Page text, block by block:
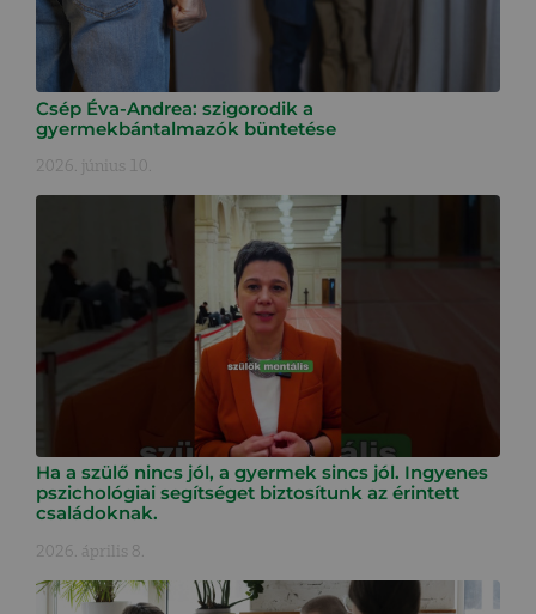
Csép Éva-Andrea: szigorodik a
gyermekbántalmazók büntetése
2026. június 10.
Ha a szülő nincs jól, a gyermek sincs jól. Ingyenes
pszichológiai segítséget biztosítunk az érintett
családoknak.
2026. április 8.